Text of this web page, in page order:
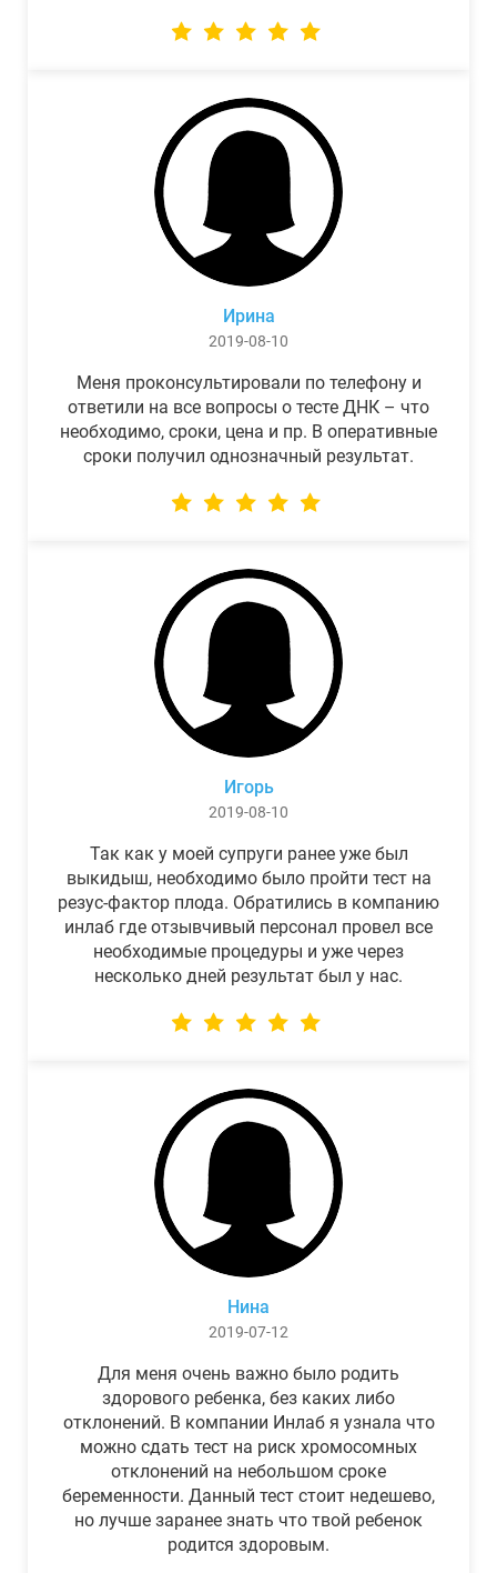
Ирина
2019-08-10
Меня проконсультировали по телефону и
ответили на все вопросы о тесте ДНК – что
необходимо, сроки, цена и пр. В оперативные
сроки получил однозначный результат.
Игорь
2019-08-10
Так как у моей супруги ранее уже был
выкидыш, необходимо было пройти тест на
резус-фактор плода. Обратились в компанию
инлаб где отзывчивый персонал провел все
необходимые процедуры и уже через
несколько дней результат был у нас.
Нина
2019-07-12
Для меня очень важно было родить
здорового ребенка, без каких либо
отклонений. В компании Инлаб я узнала что
можно сдать тест на риск хромосомных
отклонений на небольшом сроке
беременности. Данный тест стоит недешево,
но лучше заранее знать что твой ребенок
родится здоровым.